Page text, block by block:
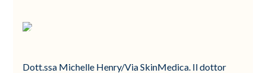
Dott.ssa Michelle Henry/Via SkinMedica. Il dottor